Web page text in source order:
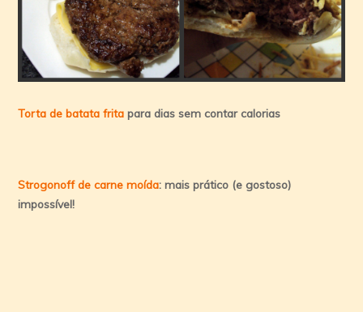
Torta de batata frita para dias sem contar calorias
Strogonoff de carne moída: mais prático (e gostoso)
impossível!